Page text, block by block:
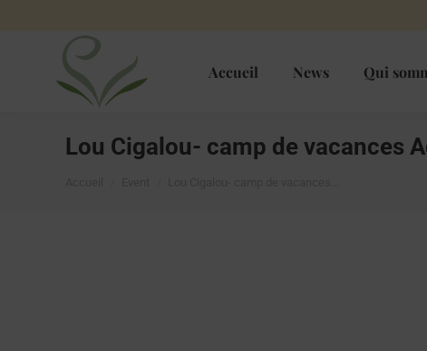
Accueil News Qui
Lou Cigalou- camp de vacances